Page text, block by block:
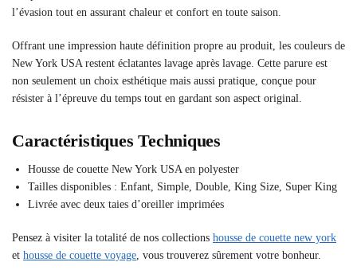
l’évasion tout en assurant chaleur et confort en toute saison.
Offrant une impression haute définition propre au produit, les couleurs de
New York USA restent éclatantes lavage après lavage. Cette parure est
non seulement un choix esthétique mais aussi pratique, conçue pour
résister à l’épreuve du temps tout en gardant son aspect original.
Caractéristiques Techniques
Housse de couette New York USA en polyester
Tailles disponibles : Enfant, Simple, Double, King Size, Super King
Livrée avec deux taies d’oreiller imprimées
Pensez à visiter la totalité de nos collections housse de couette new york
et housse de couette voyage, vous trouverez sûrement votre bonheur.